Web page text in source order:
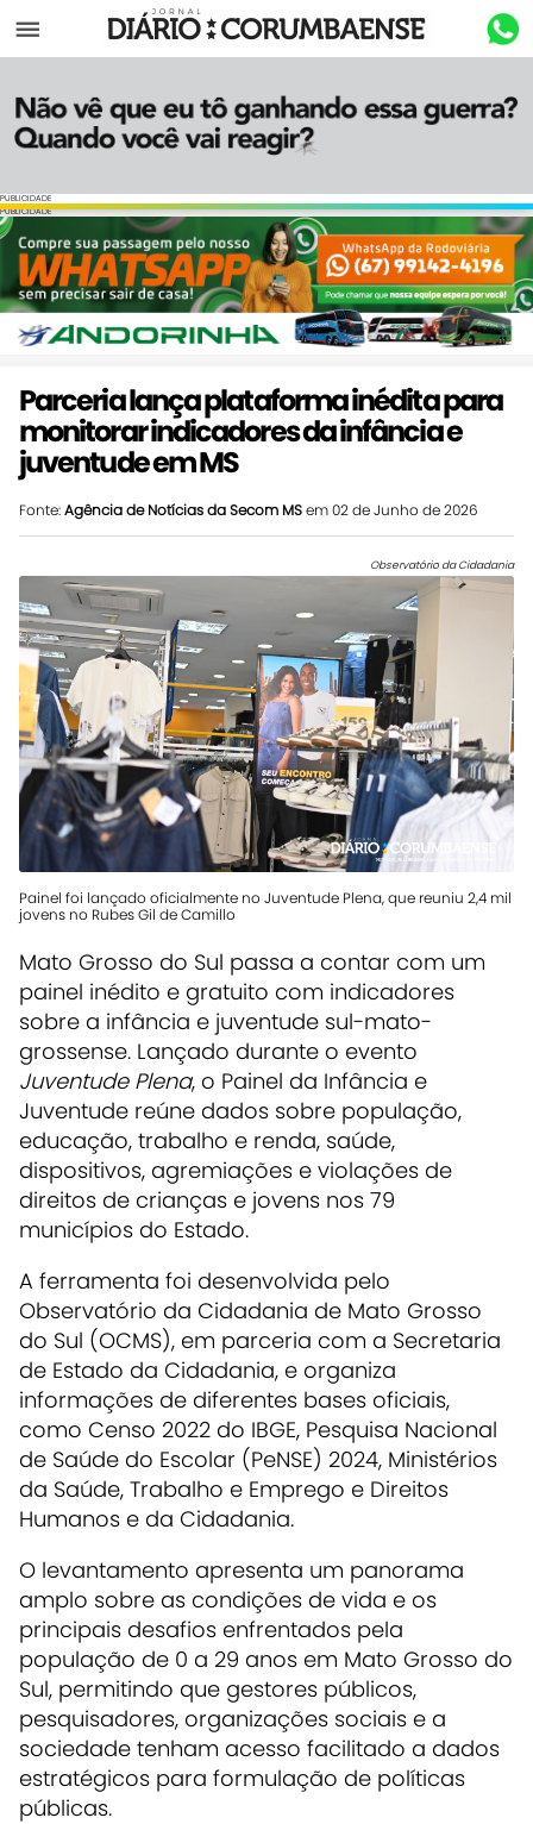
Menu
PUBLICIDADE
PUBLICIDADE
Parceria lança plataforma inédita para
monitorar indicadores da infância e
juventude em MS
Fonte:Agência de Notícias da Secom MSem 02 de Junho de 2026
Observatório da Cidadania
Painel foi lançado oficialmente no Juventude Plena, que reuniu 2,4 mil
jovens no Rubes Gil de Camillo
Mato Grosso do Sul passa a contar com um
painel inédito e gratuito com indicadores
sobre a infância e juventude sul-mato-
grossense. Lançado durante o evento
Juventude Plena, o Painel da Infância e
Juventude reúne dados sobre população,
educação, trabalho e renda, saúde,
dispositivos, agremiações e violações de
direitos de crianças e jovens nos 79
municípios do Estado.
A ferramenta foi desenvolvida pelo
Observatório da Cidadania de Mato Grosso
do Sul (OCMS), em parceria com a Secretaria
de Estado da Cidadania, e organiza
informações de diferentes bases oficiais,
como Censo 2022 do IBGE, Pesquisa Nacional
de Saúde do Escolar (PeNSE) 2024, Ministérios
da Saúde, Trabalho e Emprego e Direitos
Humanos e da Cidadania.
O levantamento apresenta um panorama
amplo sobre as condições de vida e os
principais desafios enfrentados pela
população de 0 a 29 anos em Mato Grosso do
Sul, permitindo que gestores públicos,
pesquisadores, organizações sociais e a
sociedade tenham acesso facilitado a dados
estratégicos para formulação de políticas
públicas.